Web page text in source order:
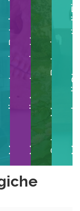
Museo di Anatomia PatologicaMuseo di Anatomia UmanaOrto e Museo BotanicoMuseo degli